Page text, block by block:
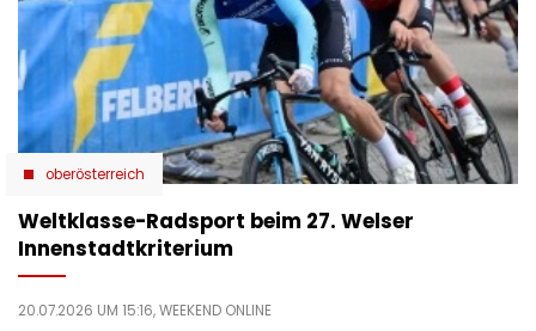
oberösterreich
Weltklasse-Radsport beim 27. Welser
Innenstadtkriterium
20.07.2026 UM 15:16,WEEKEND ONLINE